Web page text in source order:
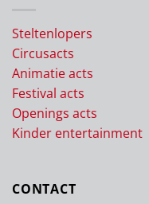
Steltenlopers
Circusacts
Animatie acts
Festival acts
Openings acts
Kinder entertainment
CONTACT